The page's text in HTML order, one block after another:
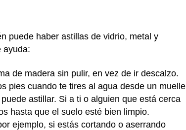
puede haber astillas de vidrio, metal y
ayuda:
de madera sin pulir, en vez de ir descalzo.
pies cuando te tires al agua desde un muelle
astillar. Si a ti o alguien que está cerca
hasta que el suelo esté bien limpio.
ejemplo, si estás cortando o aserrando